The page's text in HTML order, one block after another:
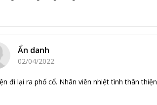
Ẩn danh
02/04/2022
đi lại ra phố cổ. Nhân viên nhiệt tình thân thiện